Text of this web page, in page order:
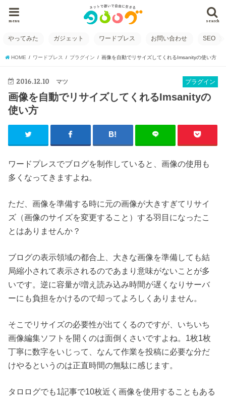
search
menu
やってみた ガジェット ワードプレス お問い合わせ SEO
HOME ワードプレス プラグイン 画像を自動でリサイズしてくれるImsanityの使い方
プラグイン
2016.12.10 マツ
画像を自動でリサイズしてくれるImsanityの
使い方
ワードプレスでブログを制作していると、画像の使用も
多くなってきますよね。
ただ、画像を準備する時に元の画像が大きすぎてリサイ
ズ（画像のサイズを変更すること）する羽目になったこ
とはありませんか？
ブログの表示領域の都合上、大きな画像を準備しても結
局縮小されて表示されるのであまり意味がないことが多
いです。逆に容量が増え読み込み時間が遅くなりサーバ
ーにも負担をかけるので却ってよろしくありません。
そこでリサイズの必要性が出てくるのですが、いちいち
画像編集ソフトを開くのは面倒くさいですよね。1枚1枚
丁寧に数字をいじって、なんて作業を投稿に必要な分だ
けやるというのは正直時間の無駄に感じます。
タロログでも1記事で10枚近く画像を使用することもある